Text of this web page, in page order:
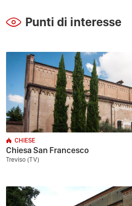
Punti di interesse
CHIESE
Chiesa San Francesco
Treviso (TV)